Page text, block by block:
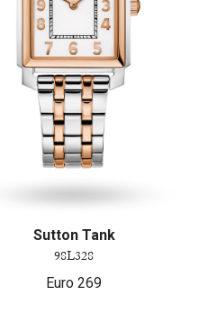
Sutton Tank
98L328
Euro 269